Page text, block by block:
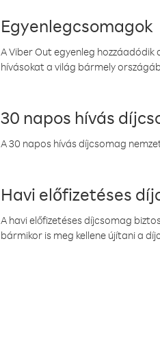
Egyenlegcsomagok
A Viber Out egyenleg
hívásokat a világ bármely
30 napos hívás
A 30 napos hívás díjcsomag
Havi előfizetéses
A havi előfizetéses díjcsomag
bármikor is meg kellene újítani a